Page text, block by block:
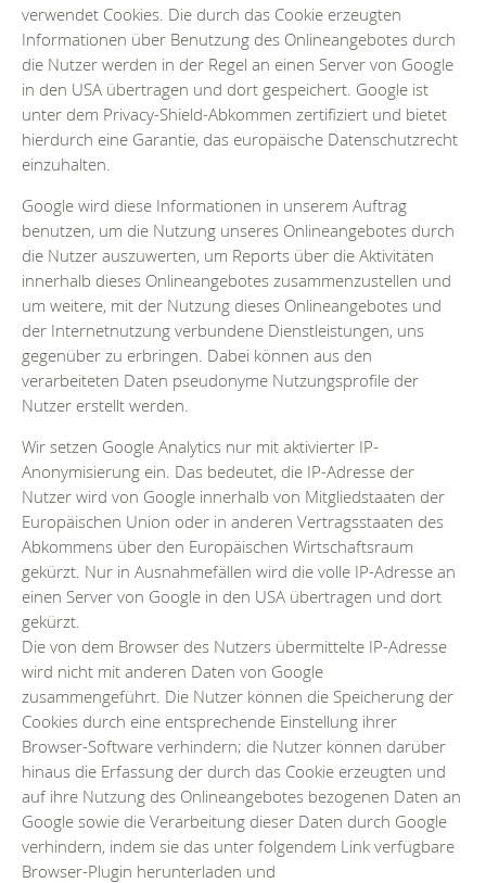
verwendet Cookies. Die durch das Cookie erzeugten
Informationen über Benutzung des Onlineangebotes durch
die Nutzer werden in der Regel an einen Server von Google
in den USA übertragen und dort gespeichert. Google ist
unter dem Privacy-Shield-Abkommen zertifiziert und bietet
hierdurch eine Garantie, das europäische Datenschutzrecht
einzuhalten.
Google wird diese Informationen in unserem Auftrag
benutzen, um die Nutzung unseres Onlineangebotes durch
die Nutzer auszuwerten, um Reports über die Aktivitäten
innerhalb dieses Onlineangebotes zusammenzustellen und
um weitere, mit der Nutzung dieses Onlineangebotes und
der Internetnutzung verbundene Dienstleistungen, uns
gegenüber zu erbringen. Dabei können aus den
verarbeiteten Daten pseudonyme Nutzungsprofile der
Nutzer erstellt werden.
Wir setzen Google Analytics nur mit aktivierter IP-
Anonymisierung ein. Das bedeutet, die IP-Adresse der
Nutzer wird von Google innerhalb von Mitgliedstaaten der
Europäischen Union oder in anderen Vertragsstaaten des
Abkommens über den Europäischen Wirtschaftsraum
gekürzt. Nur in Ausnahmefällen wird die volle IP-Adresse an
einen Server von Google in den USA übertragen und dort
gekürzt.
Die von dem Browser des Nutzers übermittelte IP-Adresse
wird nicht mit anderen Daten von Google
zusammengeführt. Die Nutzer können die Speicherung der
Cookies durch eine entsprechende Einstellung ihrer
Browser-Software verhindern; die Nutzer können darüber
hinaus die Erfassung der durch das Cookie erzeugten und
auf ihre Nutzung des Onlineangebotes bezogenen Daten an
Google sowie die Verarbeitung dieser Daten durch Google
verhindern, indem sie das unter folgendem Link verfügbare
Browser-Plugin herunterladen und